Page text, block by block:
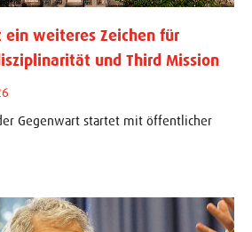
ein weiteres Zeichen für
und Third Mission
Gegenwart startet mit öffentlicher